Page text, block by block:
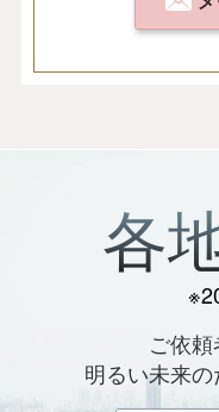
各
ご依頼
明るい未来